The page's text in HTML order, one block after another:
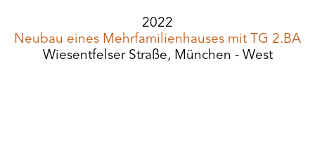
2022
Neubau eines Mehrfamilienhauses mit TG 2.BA
Wiesentfelser Straße, München - West